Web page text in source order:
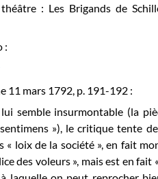
: Les Brigands de
:
11 mars 1792, p. 191-192 :
semble insurmontable (la
»), le critique tente
loix de la société », en fait
des voleurs », mais est en